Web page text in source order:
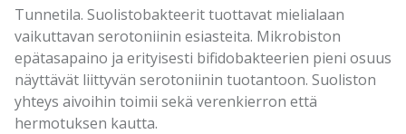
Tunnetila. Suolistobakteerit tuottavat mielialaan
vaikuttavan serotoniinin esiasteita. Mikrobiston
epätasapaino ja erityisesti bifidobakteerien pieni osuus
näyttävät liittyvän serotoniinin tuotantoon. Suoliston
yhteys aivoihin toimii sekä verenkierron että
hermotuksen kautta.